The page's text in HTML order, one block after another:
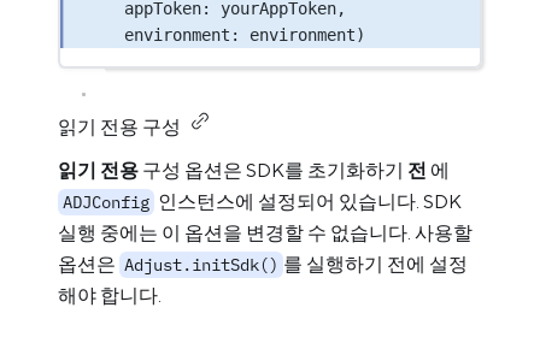
appToken: yourAppToken,
environment : environment)
읽기 전용 구성
읽기 전용 구성 옵션은 SDK를 초기화하기 전 에
ADJConfig 인스턴스에 설정되어 있습니다. SDK
실행 중에는 이 옵션을 변경할 수 없습니다. 사용할
옵션은 Adjust.initSdk() 를 실행하기 전에 설정
해야 합니다.